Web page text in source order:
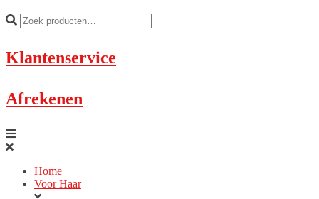
Klantenservice
Afrekenen
Home
Voor Haar